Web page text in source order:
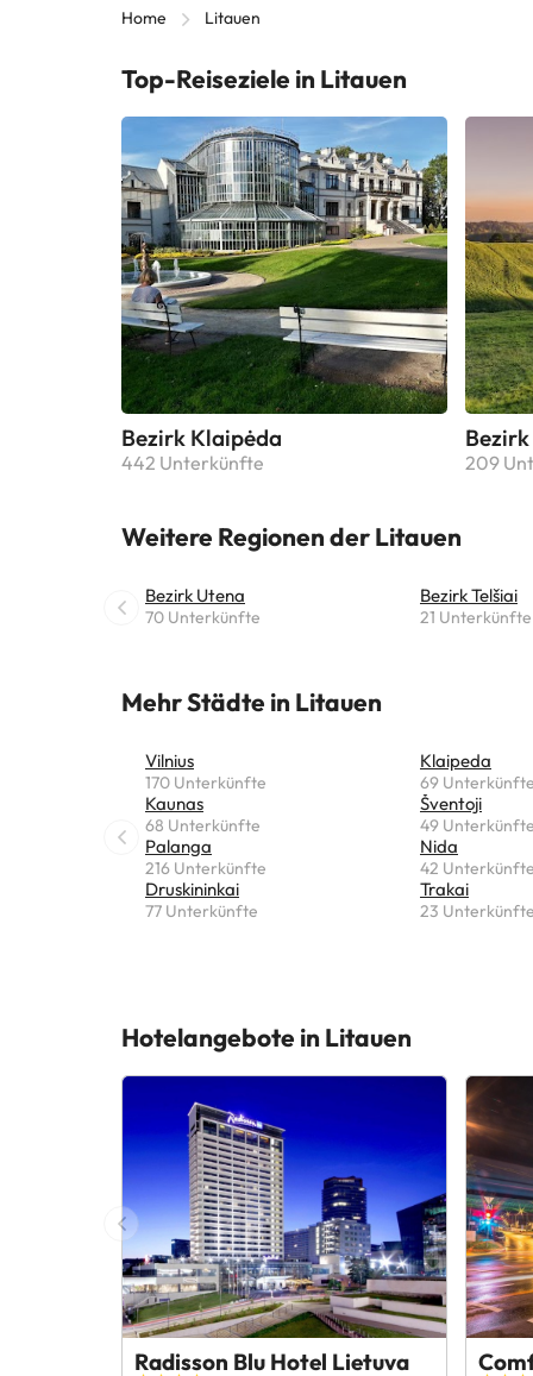
Home Litauen
Top-Reiseziele in Litauen
Bezirk Klaipėda
442 Unterkünfte 209
Weitere Regionen der Litauen
Bezirk Utena
70 Unterkünfte
Bezirk Telšiai
21 Unterkünfte
Mehr Städte in Litauen
Vilnius
170 Unterkünfte
Kaunas
68 Unterkünfte
Palanga
216 Unterkünfte
Druskininkai
77 Unterkünfte
Klaipeda
69 Unterkünfte
Šventoji
49 Unterkünfte
Nida
42 Unterkünfte
Trakai
23 Unterkünfte
Hotelangebote in Litauen
Radisson Blu Hotel Lietuva